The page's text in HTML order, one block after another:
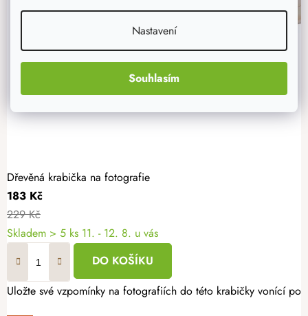
Nastavení
Souhlasím
Dřevěná krabička na fotografie
183 Kč
229 Kč
Skladem > 5 ks 11. - 12. 8. u vás
DO KOŠÍKU
Uložte své vzpomínky na fotografiích do této krabičky vonící